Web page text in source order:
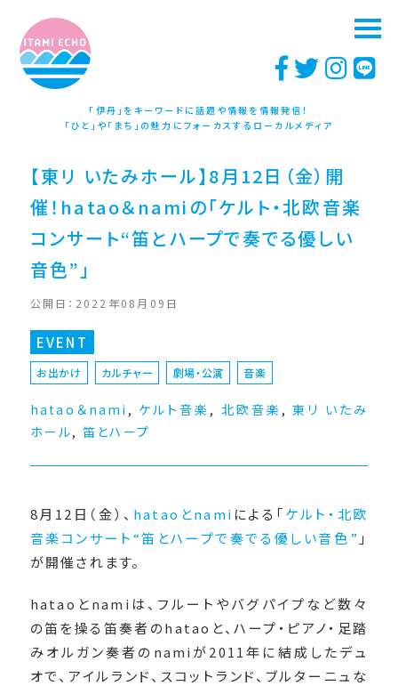
「伊丹」をキーワードに話題や情報を情報発信！
「ひと」や「まち」の魅力にフォーカスするローカルメディア
【東リ いたみホール】8月12日（金）開
催！hatao＆namiの「ケルト・北欧音楽
コンサート“笛とハープで奏でる優しい
音色”」
公開日：2022年08月09日
EVENT
お出かけ カルチャー 劇場・公演 音楽
hatao＆nami , ケルト音楽 , 北欧音楽 , 東リ いたみ
ホール, 笛とハープ
8月12日（金）、 hataoとnami による「ケルト・北欧
音楽コンサート“笛とハープで奏でる優しい音色” 」
が開催されます。
hataoとnamiは、フルートやバグパイプなど数々
の笛を操る笛奏者のhataoと、ハープ・ピアノ・足踏
みオルガン奏者のnamiが2011年に結成したデュ
オで、アイルランド、スコットランド、ブルターニュな